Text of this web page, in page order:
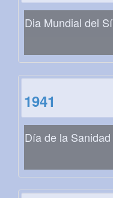
Dia Mundial del
1941
Día de la Sanidad